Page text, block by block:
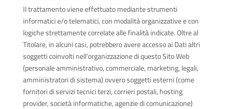
Il trattamento viene effettuato mediante strumenti
informatici e/o telematici, con modalità organizzative e con
logiche strettamente correlate alle finalità indicate. Oltre al
Titolare, in alcuni casi, potrebbero avere accesso ai Dati altri
soggetti coinvolti nell’organizzazione di questo Sito Web
(personale amministrativo, commerciale, marketing, legali,
amministratori di sistema) ovvero soggetti esterni (come
fornitori di servizi tecnici terzi, corrieri postali, hosting
provider, società informatiche, agenzie di comunicazione)